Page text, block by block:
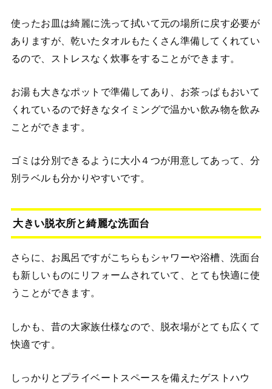
使ったお皿は綺麗に洗って拭いて元の場所に戻す必要が
ありますが、乾いたタオルもたくさん準備してくれてい
るので、ストレスなく炊事をすることができます。
お湯も大きなポットで準備してあり、お茶っぱもおいて
くれているので好きなタイミングで温かい飲み物を飲み
ことができます。
ゴミは分別できるように大小４つが用意してあって、分
別ラベルも分かりやすいです。
大きい脱衣所と綺麗な洗面台
さらに、お風呂ですがこちらもシャワーや浴槽、洗面台
も新しいものにリフォームされていて、とても快適に使
うことができます。
しかも、昔の大家族仕様なので、脱衣場がとても広くて
快適です。
しっかりとプライベートスペースを備えたゲストハウ